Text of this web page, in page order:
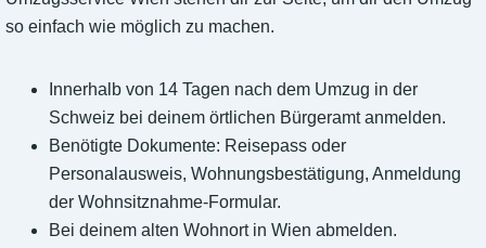
so einfach wie möglich zu machen.
Innerhalb von 14 Tagen nach dem Umzug in der
Schweiz bei deinem örtlichen Bürgeramt anmelden.
Benötigte Dokumente: Reisepass oder
Personalausweis, Wohnungsbestätigung, Anmeldung
der Wohnsitznahme-Formular.
Bei deinem alten Wohnort in Wien abmelden.